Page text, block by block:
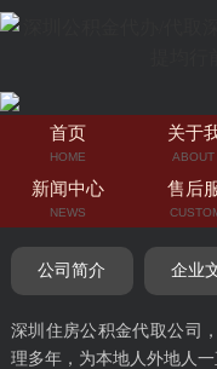
首页
HOME
关于
ABOUT
新闻中心
NEWS
售后
公司简介 企业
深圳住房公积金代取公司
理多年，为本地人外地人